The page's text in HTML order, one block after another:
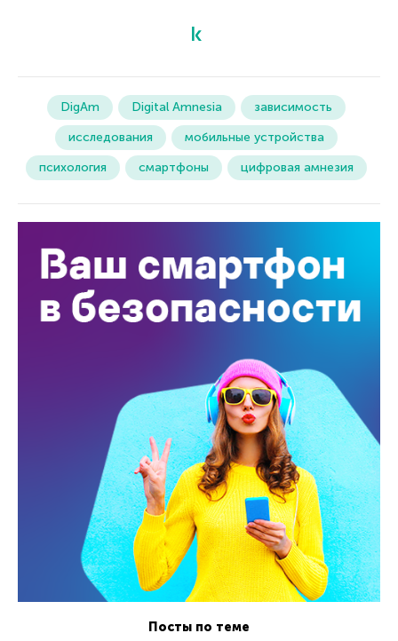
DigAm Digital Amnesia
зависимость
исследования
мобильные устройства
психология
смартфоны цифровая амнезия
Посты по теме